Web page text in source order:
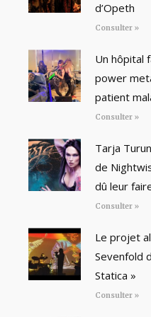
d’Opeth
Consulter »
Un hôpital
power
patient
Consulter »
Tarja
de
dû leur
Consulter »
Le projet
Sevenfold
Statica »
Consulter »